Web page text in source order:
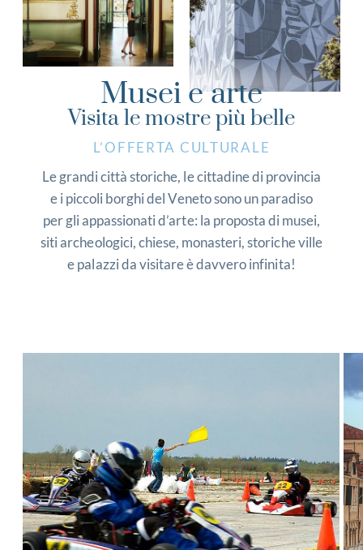
Musei e arte
Visita le mostre più belle
L’OFFERTA CULTURALE
Le grandi città storiche, le cittadine di provincia
e i piccoli borghi del Veneto sono un paradiso
per gli appassionati d’arte: la proposta di musei,
siti archeologici, chiese, monasteri, storiche ville
e palazzi da visitare è davvero infinita!